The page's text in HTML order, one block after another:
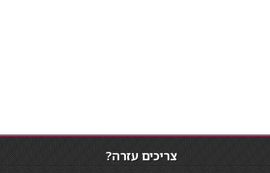
צריכים עזרה?